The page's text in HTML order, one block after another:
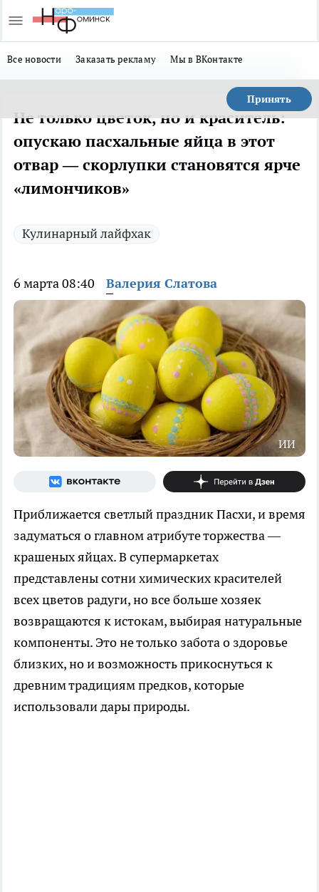
Все новости Заказать рекламу Мы в ВКонтакте
Принять
Не только цветок, но и краситель:
опускаю пасхальные яйца в этот
отвар — скорлупки становятся ярче
«лимончиков»
Кулинарный лайфхак
6 марта 08:40 Валерия Слатова
ИИ
Приближается светлый праздник Пасхи, и время
задуматься о главном атрибуте торжества —
крашеных яйцах. В супермаркетах
представлены сотни химических красителей
всех цветов радуги, но все больше хозяек
возвращаются к истокам, выбирая натуральные
компоненты. Это не только забота о здоровье
близких, но и возможность прикоснуться к
древним традициям предков, которые
использовали дары природы.